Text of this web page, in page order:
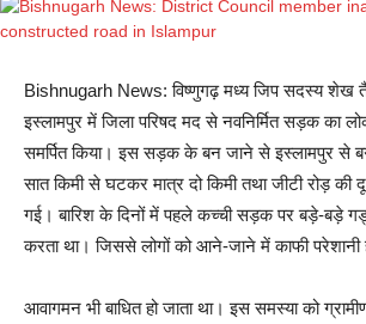
Bishnugarh News: विष्णुगढ़ मध्य जिप सदस्य शेख
इस्लामपुर में जिला परिषद मद से नवनिर्मित सड़क का
समर्पित किया। इस सड़क के बन जाने से इस्लामपुर से
सात किमी से घटकर मात्र दो किमी तथा जीटी रोड़ की
गई। बारिश के दिनों में पहले कच्ची सड़क पर बड़े-बड़े
करता था। जिससे लोगों को आने-जाने में काफी परेशानी
आवागमन भी बाधित हो जाता था। इस समस्या को